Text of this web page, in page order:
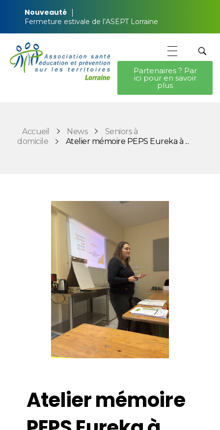
Nouveauté
Fermeture estivale de l’ASEPT Lorraine
Partenaires ? Par
ici pour en savoir
plus
Accueil News
Seniors à
domicile
Atelier mémoire PEPS Eureka à ...
Atelier mémoire